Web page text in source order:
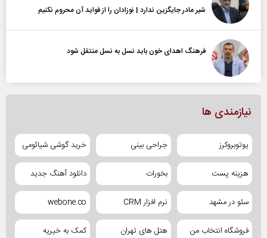
شیر مادر جایگزین ندارد | نوزادان را از فواید آن محروم نکنیم
فرهنگ اهدای خون باید نسل به نسل منتقل شود
نیازمندی ها
یوتوبروکرز جراحی بینی خرید گوشی شیائومی
هزینه پست بخورات دانلود آهنگ جدید
سئو در مشهد نرم افزار CRM webone.co
فروشگاه انتخاب من هتل های تهران کمک به خیریه